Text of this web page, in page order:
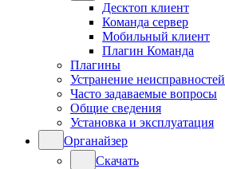
Десктоп клиент
Команда сервер
Мобильный клиент
Плагин Команда
Плагины
Устранение неисправностей
Часто задаваемые вопросы
Общие сведения
Установка и эксплуатация
Органайзер
Скачать